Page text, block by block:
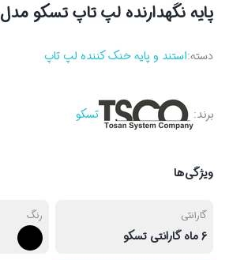
پایه نگهدارنده لپ تاپ تسکو مدل GCLP 3150
دسته:استند و پایه خنک کننده لپ تاپ
برند: تسکو
ویژگی‌ها
گارانتی
6 ماه گارانتی تسکو
رنگ